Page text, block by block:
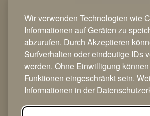
Wir verwenden Technologien wie
Informationen auf Geräten zu
abzurufen. Durch Akzeptieren
Surfverhalten oder eindeutige IDs
werden. Ohne Einwilligung
Funktionen eingeschränkt sein.
Informationen in der
Home
Hotel
Restaurant